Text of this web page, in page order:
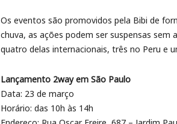
Os eventos são promovidos pela Bibi de
chuva, as ações podem ser suspensas
quatro delas internacionais, três no Peru e
Lançamento 2way em São Paulo
Data: 23 de março
Horário: das 10h às 14h